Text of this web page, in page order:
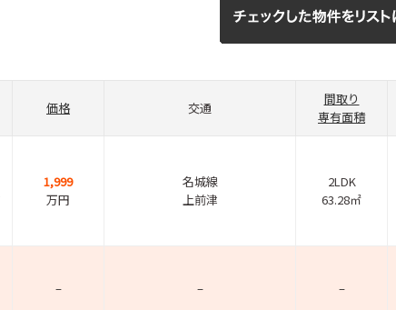
価格 交通
間取り
専有面積
1,999
万円
名城線
上前津
2LDK
63.28㎡
– – –